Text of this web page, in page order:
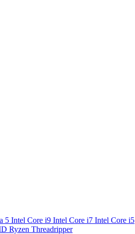
5 Intel Core i9 Intel Core i7 Intel Core i5
Ryzen Threadripper